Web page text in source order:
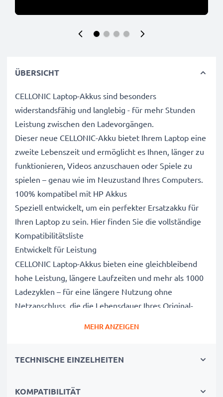
ÜBERSICHT
CELLONIC Laptop-Akkus sind besonders
widerstandsfähig und langlebig - für mehr Stunden
Leistung zwischen den Ladevorgängen.
Dieser neue CELLONIC-Akku bietet Ihrem Laptop eine
zweite Lebenszeit und ermöglicht es Ihnen, länger zu
funktionieren, Videos anzuschauen oder Spiele zu
spielen – genau wie im Neuzustand Ihres Computers.
100% kompatibel mit HP Akkus
Speziell entwickelt, um ein perfekter Ersatzakku für
Ihren Laptop zu sein. Hier finden Sie die vollständige
Kompatibilitätsliste
Entwickelt für Leistung
CELLONIC Laptop-Akkus bieten eine gleichbleibend
hohe Leistung, längere Laufzeiten und mehr als 1000
Ladezyklen – für eine längere Nutzung ohne
Netzanschluss, die die Lebensdauer Ihres Original-
getestet, um ein optimales Sicherheitsniveau zu
Kurzschluss-, Überhitzungs- und
MEHR ANZEIGEN
TECHNISCHE EINZELHEITEN
KOMPATIBILITÄT